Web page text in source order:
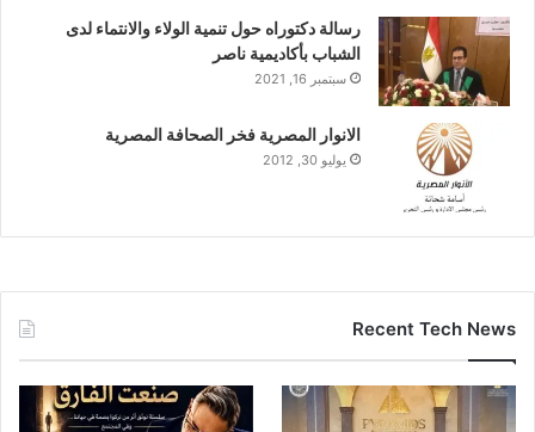
رسالة دكتوراه حول تنمية الولاء والانتماء لدى
الشباب بأكاديمية ناصر
سبتمبر 16, 2021
الانوار المصرية فخر الصحافة المصرية
يوليو 30, 2012
Recent Tech News